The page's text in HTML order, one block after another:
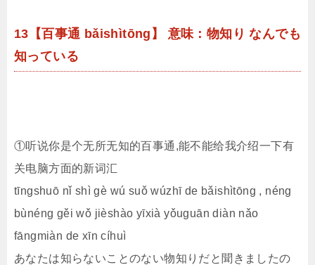
13【百事通 bǎishìtōng】 意味：物知り なんでも
知っている
①听说你是个无所无知的百事通,能不能给我介绍一下有
关电脑方面的新词汇
tīngshuō nǐ shì gè wú suǒ wúzhī de bǎishìtōng , néng
bùnéng gěi wǒ jièshào yīxià yǒuguān diàn nǎo
fāngmiàn de xīn cíhuì
あなたは知らないことのない物知りだと聞きましたの